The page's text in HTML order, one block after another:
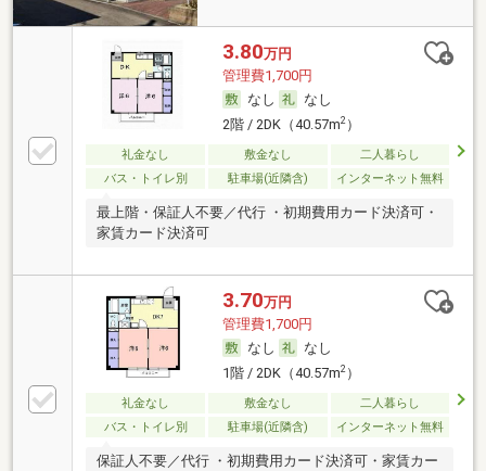
3.80万円
管理費1,700円
なし
なし
2階 / 2DK（40.57m2）
礼金なし 敷金なし
二人暮らし
バス・トイレ別
駐車場(近隣含) インターネット無料
最上階・保証人不要／代行 ・初期費用カード決済可・
家賃カード決済可
3.70万円
管理費1,700円
なし
なし
1階 / 2DK（40.57m2）
礼金なし 敷金なし
二人暮らし
バス・トイレ別
駐車場(近隣含) インターネット無料
保証人不要／代行 ・初期費用カード決済可・家賃カー